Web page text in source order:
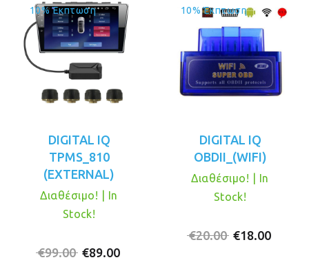
10% Έκπτωση
DIGITAL IQ
TPMS_810
(EXTERNAL)
€99.00 Original
€89.00
Διαθέσιμο! | In
Stock!
10% Έκπτωση
DIGITAL IQ
OBDII_(WIFI)
€20.00 Original
€18.00
Διαθέσιμο! | In
Stock!